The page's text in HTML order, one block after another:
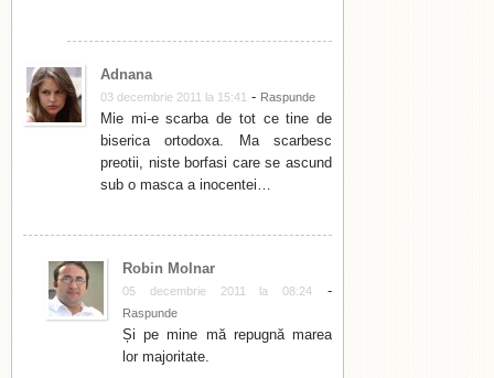
Adnana
03 decembrie 2011 la 15:41 - Raspunde
Mie mi-e scarba de tot ce tine de
biserica ortodoxa. Ma scarbesc
preotii, niste borfasi care se ascund
sub o masca a inocentei…
Robin Molnar
05 decembrie 2011 la 08:24 -
Raspunde
Și pe mine mă repugnă marea
lor majoritate.